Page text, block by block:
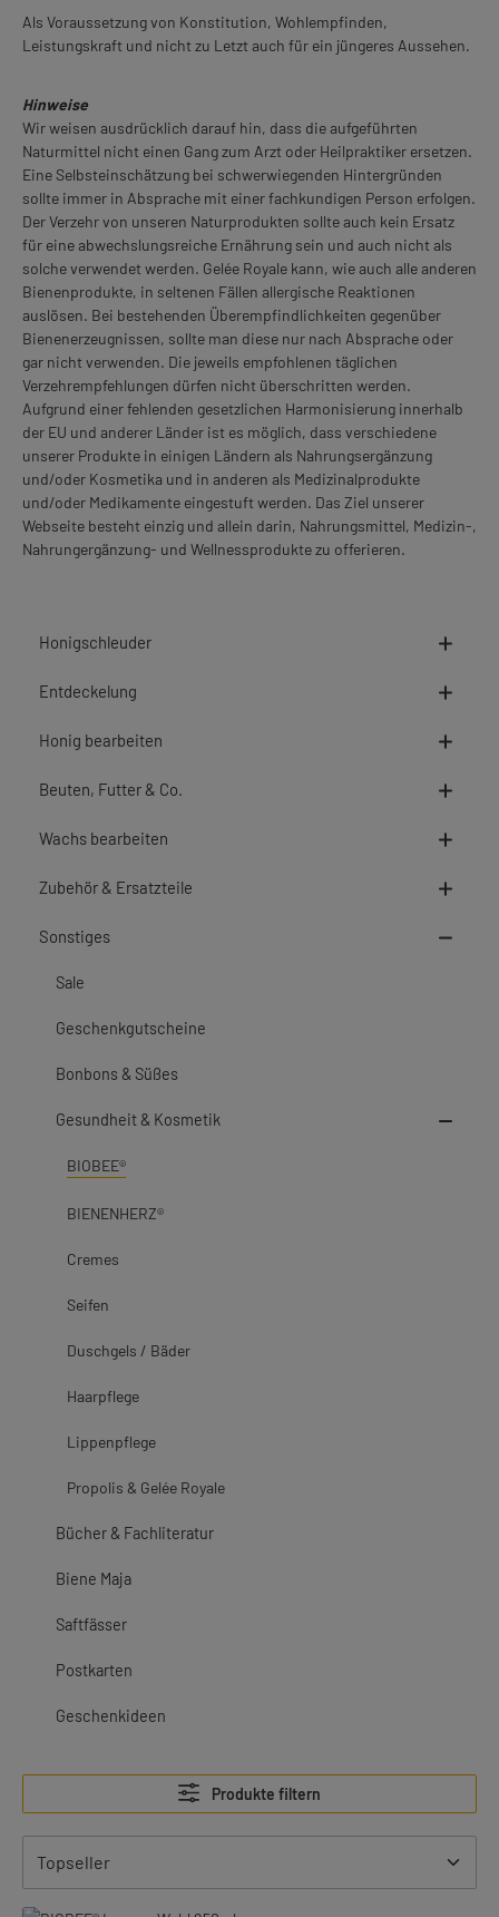
Als Voraussetzung von Konstitution, Wohlempfinden,
Leistungskraft und nicht zu Letzt auch für ein jüngeres Aussehen.
Hinweise
Wir weisen ausdrücklich darauf hin, dass die aufgeführten
Naturmittel nicht einen Gang zum Arzt oder Heilpraktiker ersetzen.
Eine Selbsteinschätzung bei schwerwiegenden Hintergründen
sollte immer in Absprache mit einer fachkundigen Person erfolgen.
Der Verzehr von unseren Naturprodukten sollte auch kein Ersatz
für eine abwechslungsreiche Ernährung sein und auch nicht als
solche verwendet werden. Gelée Royale kann, wie auch alle anderen
Bienenprodukte, in seltenen Fällen allergische Reaktionen
auslösen. Bei bestehenden Überempfindlichkeiten gegenüber
Bienenerzeugnissen, sollte man diese nur nach Absprache oder
gar nicht verwenden. Die jeweils empfohlenen täglichen
Verzehrempfehlungen dürfen nicht überschritten werden.
Aufgrund einer fehlenden gesetzlichen Harmonisierung innerhalb
der EU und anderer Länder ist es möglich, dass verschiedene
unserer Produkte in einigen Ländern als Nahrungsergänzung
und/oder Kosmetika und in anderen als Medizinalprodukte
und/oder Medikamente eingestuft werden. Das Ziel unserer
Webseite besteht einzig und allein darin, Nahrungsmittel, Medizin-,
Nahrungergänzung- und Wellnessprodukte zu offerieren.
Honigschleuder
Entdeckelung
Honig bearbeiten
Beuten, Futter & Co.
Wachs bearbeiten
Zubehör & Ersatzteile
Sonstiges
Sale
Geschenkgutscheine
Bonbons & Süßes
Gesundheit & Kosmetik
BIOBEE®
BIENENHERZ®
Cremes
Seifen
Duschgels / Bäder
Haarpflege
Lippenpflege
Propolis & Gelée Royale
Bücher & Fachliteratur
Biene Maja
Saftfässer
Postkarten
Geschenkideen
Produkte filtern